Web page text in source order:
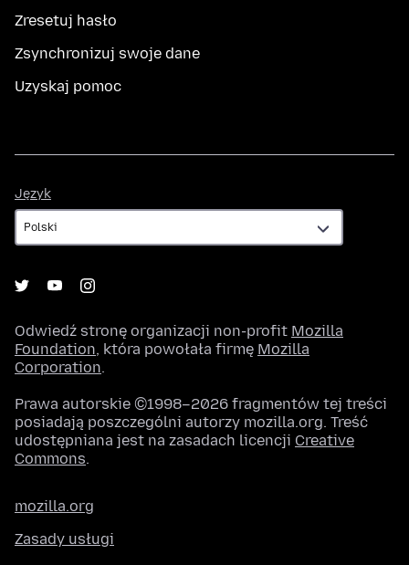
Zresetuj hasło
Zsynchronizuj swoje dane
Uzyskaj pomoc
Język
Odwiedź stronę organizacji non-profit Mozilla
Foundation, która powołała firmę Mozilla
Corporation.
Prawa autorskie ©1998–2026 fragmentów tej treści
posiadają poszczególni autorzy mozilla.org. Treść
udostępniana jest na zasadach licencji Creative
Commons.
mozilla.org
Zasady usługi